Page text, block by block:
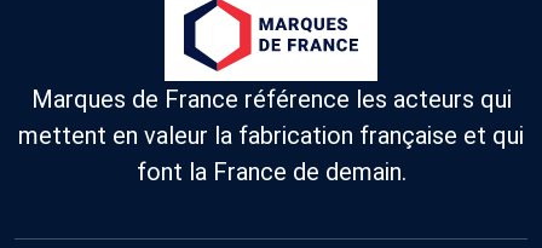
Marques de France référence les acteurs qui
mettent en valeur la fabrication française et qui
font la France de demain.